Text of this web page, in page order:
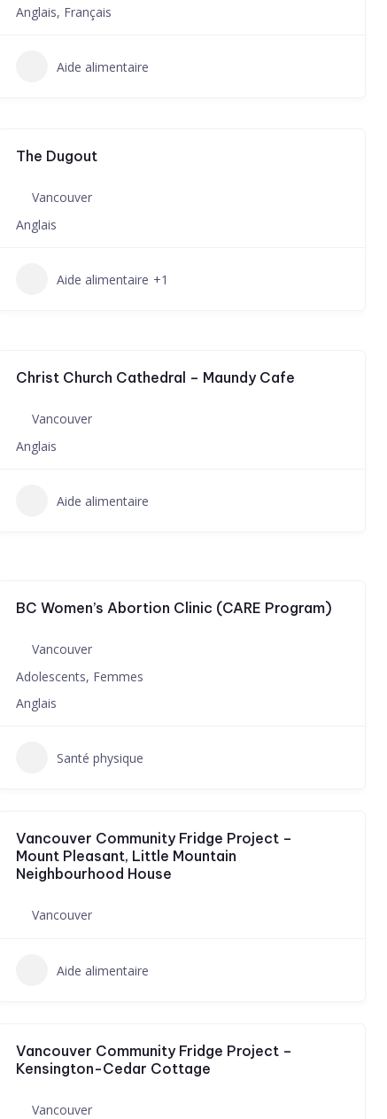
Anglais, Français
Aide alimentaire
The Dugout
Vancouver
Anglais
Aide alimentaire +1
Christ Church Cathedral – Maundy Cafe
Vancouver
Anglais
Aide alimentaire
BC Women’s Abortion Clinic (CARE Program)
Vancouver
Adolescents, Femmes
Anglais
Santé physique
Vancouver Community Fridge Project –
Mount Pleasant, Little Mountain
Neighbourhood House
Vancouver
Aide alimentaire
Vancouver Community Fridge Project –
Kensington-Cedar Cottage
Vancouver